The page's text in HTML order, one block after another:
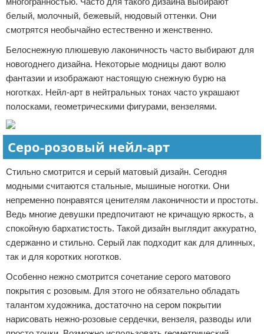
белый, молочный, бежевый, нюдовый оттенки. Они
смотрятся необычайно естественно и женственно.
Белоснежную плюшевую лаконичность часто выбирают для
новогоднего дизайна. Некоторые модницы дают волю
фантазии и изображают настоящую снежную бурю на
ноготках. Нейл-арт в нейтральных тонах часто украшают
полосками, геометрическими фигурами, вензелями.
Серо-розовый нейл-арт
Стильно смотрится и серый матовый дизайн. Сегодня
модными считаются стальные, мышиные ноготки. Они
непременно понравятся ценителям лаконичности и простоты.
Ведь многие девушки предпочитают не кричащую яркость, а
спокойную бархатистость. Такой дизайн выглядит аккуратно,
сдержанно и стильно. Серый лак подходит как для длинных,
так и для коротких ноготков.
Особенно нежно смотрится сочетание серого матового
покрытия с розовым. Для этого не обязательно обладать
талантом художника, достаточно на сером покрытии
нарисовать нежно-розовые сердечки, вензеля, разводы или